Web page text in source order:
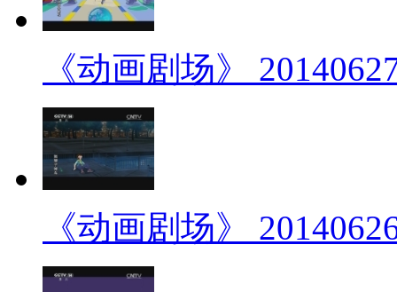
《动画剧场》
《动画剧场》